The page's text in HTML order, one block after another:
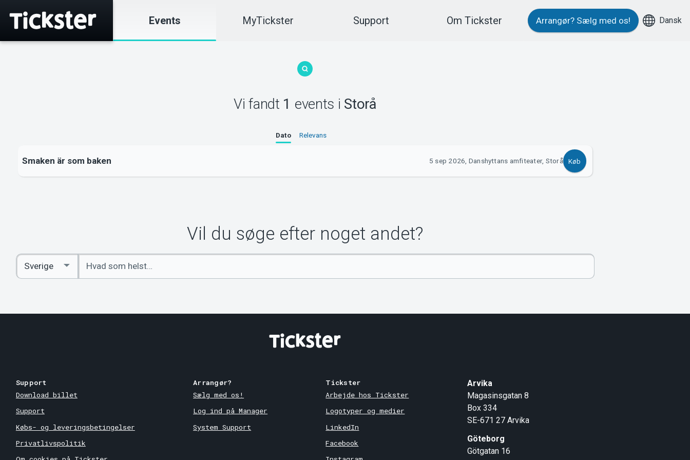
Events MyTickster Support Om Tickster Arrangør? Sælg med os! Dansk
Vi fandt 1 events i Storå
Dato Relevans
Smaken är som baken 5 sep 2026, Danshyttans amfiteater, Storå Køb
Vil du søge efter noget andet?
Indtast
søgeord
Select
Country
Support
Download billet
Support
Købs- og leveringsbetingelser
Privatlivspolitik
Arrangør?
Sælg med os!
Log ind på Manager
System Support
Tickster
Arbejde hos Tickster
Logotyper og medier
LinkedIn
Facebook
Arvika
Magasinsgatan 8
Box 334
SE-671 27 Arvika
Göteborg
Götgatan 16